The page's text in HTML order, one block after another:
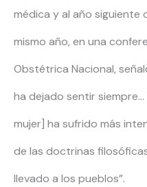
médica y al año
mismo año, en una
Obstétrica Nacional,
ha dejado sentir
mujer] ha sufrido más
de las doctrinas
llevado a los pueblos”.